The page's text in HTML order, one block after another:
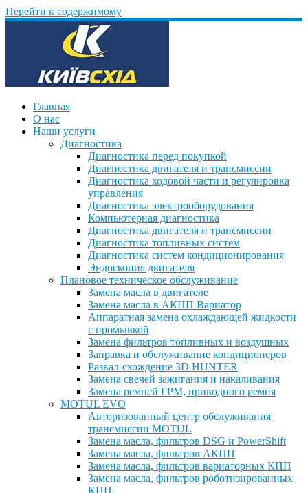
Перейти к содержимому
Главная
О нас
Наши услуги
Диагностика
Диагностика перед покупкой
Диагностика двигателя и трансмиссии
Диагностика ходовой части и регулировка
управления
Диагностика электрооборудования
Компьютерная диагностика
Диагностика двигателя и трансмиссии
Диагностика топливных систем
Диагностика систем кондиционирования
Эндоскопия двигателя
Плановое техническое обслуживание
Замена масла в двигателе
Замена масла в АКПП Вариатор
Аппаратная замена охлаждающей жидкости
с промывкой
Замена фильтров топливных и воздушных
Заправка и обслуживание кондиционеров
Развал-схождение 3D HUNTER
Замена свечей зажигания и накаливания
Замена ремней ГРМ, приводного ремня
MOTUL EVO
Авторизованный центр обслуживания
трансмиссии MOTUL
Замена масла, фильтров DSG и PowerShift
Замена масла, фильтров АКПП
Замена масла, фильтров вариаторных КПП
Замена масла, фильтров роботизированных
КПП